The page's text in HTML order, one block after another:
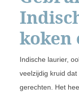
koken
Indische laurier,
veelzijdig kruid
gerechten. Het